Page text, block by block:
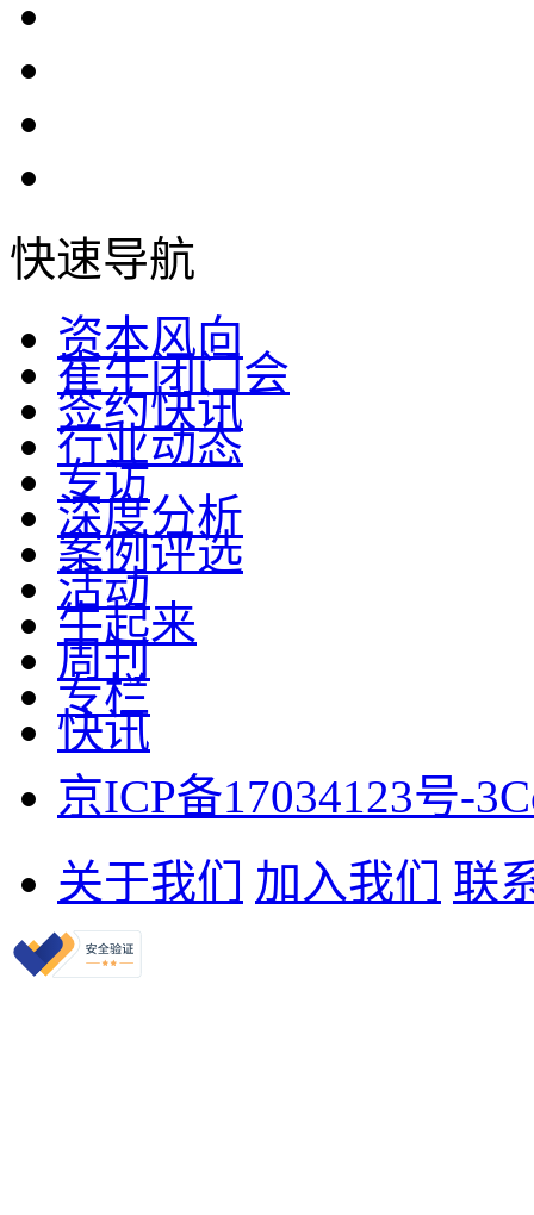
快速导航
资本风向
崔牛闭门会
签约快讯
行业动态
专访
深度分析
案例评选
活动
牛起来
周刊
专栏
快讯
京ICP备17034123号-3
关于我们
加入我们 联